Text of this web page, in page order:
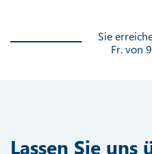
Sie
Fr. von
Lassen Sie